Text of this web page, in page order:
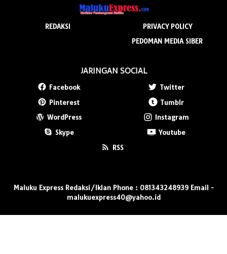
REDAKSI
PRIVACY POLICY
PEDOMAN MEDIA SIBER
JARINGAN SOCIAL
Facebook
Twitter
Pinterest
Tumblr
WordPress
Instagram
Skype
Youtube
RSS
Maluku Express Redaksi/Iklan Phone : 081343248939 Email -
malukuexpress40@yahoo.id